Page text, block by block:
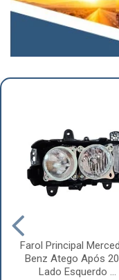
Farol Principal
Benz Atego Após
Lado Esquerdo ...